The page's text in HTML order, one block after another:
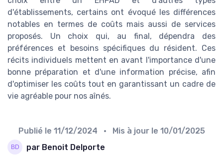
d'établissements, certains ont évoqué les différences
notables en termes de coûts mais aussi de services
proposés. Un choix qui, au final, dépendra des
préférences et besoins spécifiques du résident. Ces
récits individuels mettent en avant l'importance d'une
bonne préparation et d'une information précise, afin
d'optimiser les coûts tout en garantissant un cadre de
vie agréable pour nos aînés.
Publié le 11/12/2024 • Mis à jour le 10/01/2025
par Benoit Delporte